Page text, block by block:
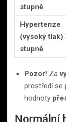
stupně
Hypertenze
(vysoký tlak)
stupně
Pozor! Za
prostředí se
hodnoty